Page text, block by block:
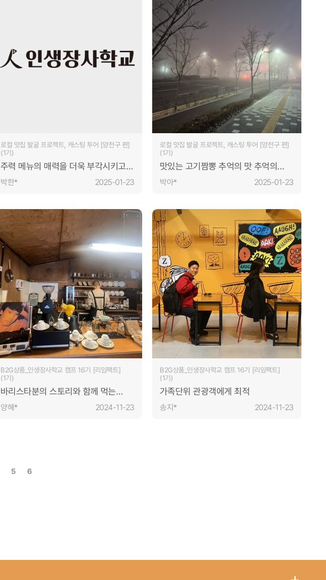
로컬 맛집 발굴 프로젝트, 캐스팅 투어 [양천구 편]
(1기)
주력 메뉴의 매력을 더욱 부각시키고,
있어 보인다.
박한* 2025-01-23
로컬 맛집 발굴 프로젝트, 캐스팅 투어 [양천구 편]
(1기)
맛있는 고기짬뽕 추억의 맛 추억의
박아* 2025-01-23
B2G상품_인생장사학교 캠프 16기 [리임팩트]
(1기)
바리스타분의 스토리와 함께 먹는
양혜* 2024-11-23
B2G상품_인생장사학교 캠프 16기 [리임팩트]
(1기)
가족단위 관광객에게 최적
송지* 2024-11-23
5 6